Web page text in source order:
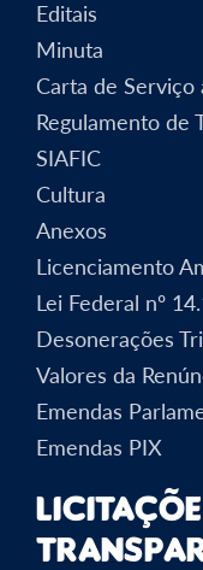
Editais
Minuta
Carta de Serviço
Regulamento de
SIAFIC
Cultura
Anexos
Licenciamento
Lei Federal nº
Desonerações
Valores da
Emendas
Emendas PIX